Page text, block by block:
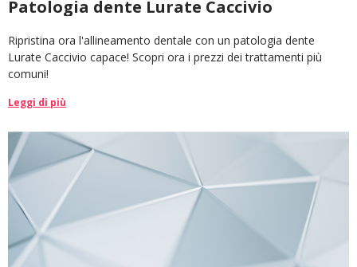
Patologia dente Lurate Caccivio
Ripristina ora l'allineamento dentale con un patologia dente
Lurate Caccivio capace! Scopri ora i prezzi dei trattamenti più
comuni!
Leggi di più